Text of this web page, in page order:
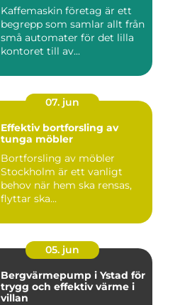
Kaffemaskin företag är ett
begrepp som samlar allt från
små automater för det lilla
kontoret till av...
07. jun
Effektiv bortforsling av
tunga möbler
Bortforsling av möbler
Stockholm är ett vanligt
behov när hem ska rensas,
flyttar ska...
05. jun
Bergvärmepump i Ystad för
trygg och effektiv värme i
villan